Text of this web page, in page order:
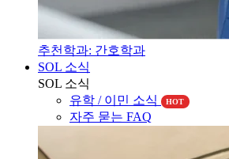
추천학과: 간호학과
SOL 소식
SOL 소식
유학 / 이민 소식
자주 묻는 FAQ